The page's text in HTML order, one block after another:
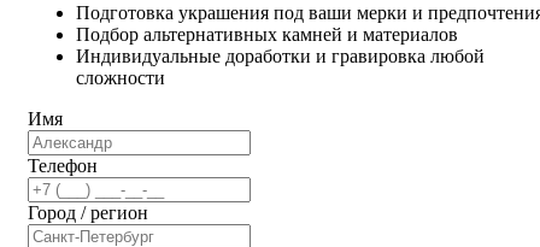
Подготовка украшения под ваши мерки и
Подбор альтернативных камней и материалов
Индивидуальные доработки и гравировка любой
сложности
Имя
Телефон
Город / регион